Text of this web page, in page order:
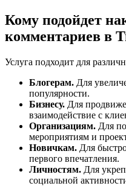
Кому подойдет
комментариев в
Услуга подходит для
Блогерам. Для
популярности.
Бизнесу. Для
взаимодействие с
Организациям. Для
мероприятиям и
Новичкам. Для
первого впечатления.
Личностям. Для
социальной